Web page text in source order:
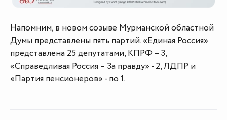
Напомним, в новом созыве Мурманской областной
Думы представлены пять партий. «Единая Россия»
представлена 25 депутатами, КПРФ – 3,
«Справедливая Россия – За правду» - 2, ЛДПР и
«Партия пенсионеров» - по 1.